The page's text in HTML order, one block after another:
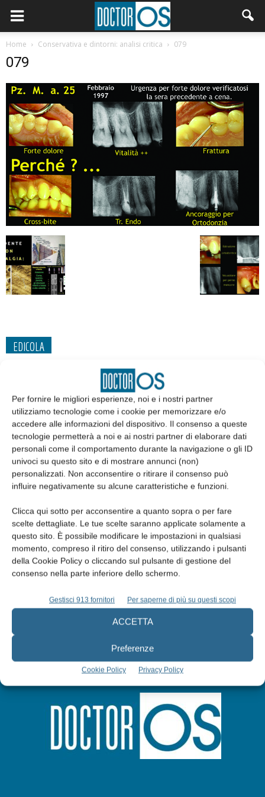
Per fornire le migliori esperienze, noi e i nostri partner
utilizziamo tecnologie come i cookie per memorizzare e/o
accedere alle informazioni del dispositivo. Il consenso a queste
tecnologie permetterà a noi e ai nostri partner di elaborare dati
personali come il comportamento durante la navigazione o gli ID
univoci su questo sito e di mostrare annunci (non)
personalizzati. Non acconsentire o ritirare il consenso può
influire negativamente su alcune caratteristiche e funzioni.
Clicca qui sotto per acconsentire a quanto sopra o per fare
scelte dettagliate. Le tue scelte saranno applicate solamente a
questo sito. È possibile modificare le impostazioni in qualsiasi
momento, compreso il ritiro del consenso, utilizzando i pulsanti
della Cookie Policy o cliccando sul pulsante di gestione del
consenso nella parte inferiore dello schermo.
Gestisci 913 fornitori Per saperne di più su questi scopi
ACCETTA
Preferenze
Cookie Policy Privacy Policy
Home Conservativa e dintorni: analisi critica 079
079
EDICOLA
Edicola web
Abbonati